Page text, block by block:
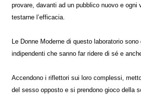
provare, davanti ad un pubblico nuovo e ogni
testarne l’efficacia.
Le Donne Moderne di questo laboratorio sono
indipendenti che sanno far ridere di sé e
Accendono i riflettori sui loro complessi,
del sesso opposto e si prendono gioco della